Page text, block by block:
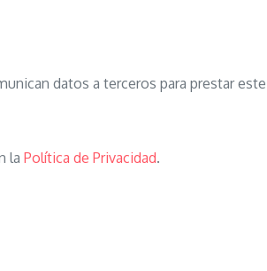
datos a terceros para prestar este
la Política de Privacidad.